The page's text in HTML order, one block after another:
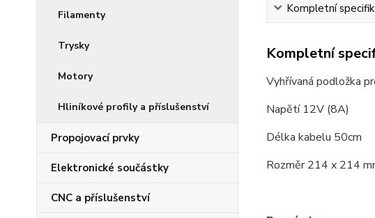
Filamenty
Trysky
Motory
Hliníkové profily a příslušenství
Propojovací prvky
Elektronické součástky
CNC a příslušenství
Kompletní
Kompletní
Vyhřívaná podložka
Napětí 12V (8A)
Délka kabelu 50cm
Rozměr 214 x 214